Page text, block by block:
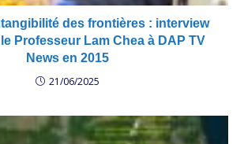
des frontières : interview
Professeur Lam Chea à DAP TV
News en 2015
21/06/2025